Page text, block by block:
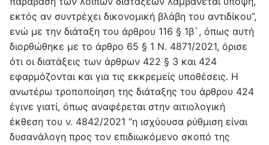
εκτός αν συντρέχει δικονομική βλάβη του αντιδίκου”,
ενώ με την διάταξη του άρθρου 116 § 1β`, όπως αυτή
διορθώθηκε με το άρθρο 65 § 1 Ν. 4871/2021, όρισε
ότι οι διατάξεις των άρθρων 422 § 3 και 424
εφαρμόζονται και για τις εκκρεμείς υποθέσεις. Η
ανωτέρω τροποποίηση της διάταξης του άρθρου 424
έγινε γιατί, όπως αναφέρεται στην αιτιολογική
έκθεση του ν. 4842/2021 “η ισχύουσα ρύθμιση είναι
δυσανάλογη προς τον επιδιωκόμενο σκοπό της